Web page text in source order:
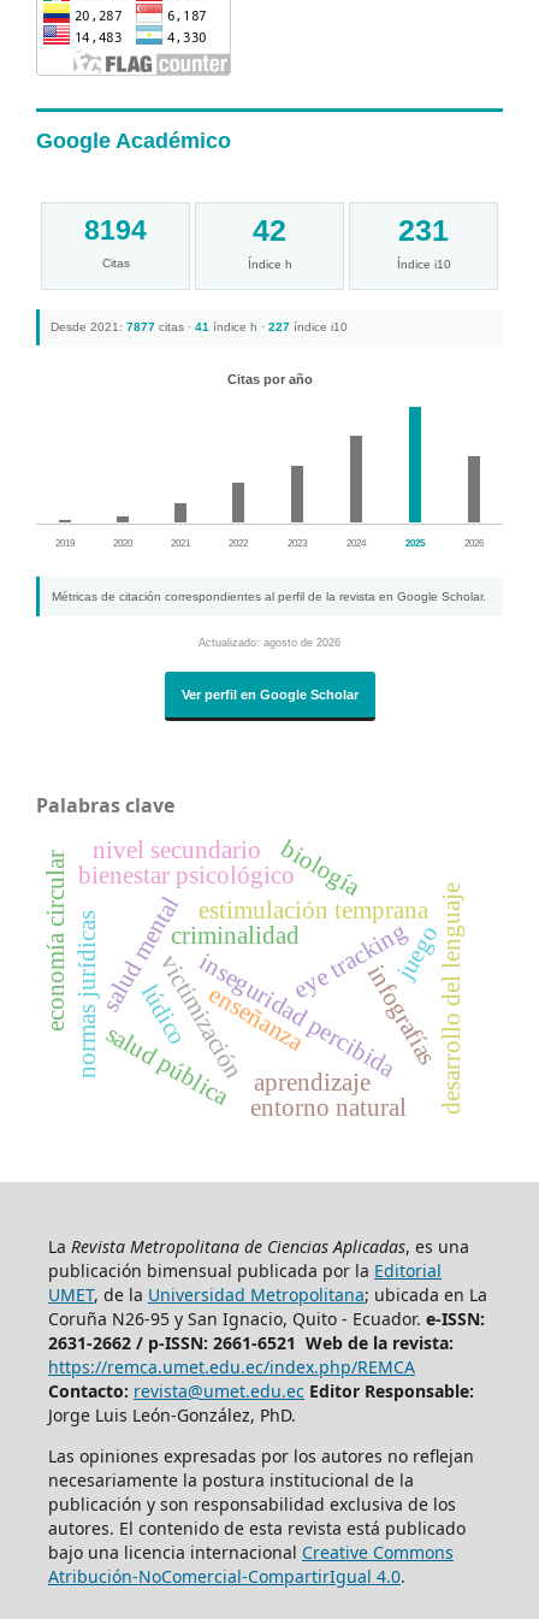
Google Académico
8194
Citas
42
Índice h
231
Índice i10
Desde 2021: 7877 citas · 41 índice h · 227 índice i10
Citas por año
2019 2020 2021 2022 2023 2024 2025 2026
Métricas de citación correspondientes al perfil de la revista en Google Scholar.
Actualizado: agosto de 2026
Ver perfil en Google Scholar
Palabras clave
criminalidad
salud mentalvictimización
inseguridad percibida
bienestar psicológico
estimulación temprana desarrollo del lenguaje
eye tracking
infografías
biología
nivel secundario
entorno natural
normas jurídicas juego
aprendizaje
lúdicoenseñanza
economía circular
salud pública
La Revista Metropolitana de Ciencias Aplicadas, es una
publicación bimensual publicada por la Editorial
UMET, de la Universidad Metropolitana; ubicada en La
Coruña N26-95 y San Ignacio, Quito - Ecuador. e-ISSN:
2631-2662 / p-ISSN: 2661-6521 Web de la revista:
https://remca.umet.edu.ec/index.php/REMCA
Contacto: revista@umet.edu.ec Editor Responsable:
Jorge Luis León-González, PhD.
Las opiniones expresadas por los autores no reflejan
necesariamente la postura institucional de la
publicación y son responsabilidad exclusiva de los
autores. El contenido de esta revista está publicado
bajo una licencia internacional Creative Commons
Atribución-NoComercial-CompartirIgual 4.0.